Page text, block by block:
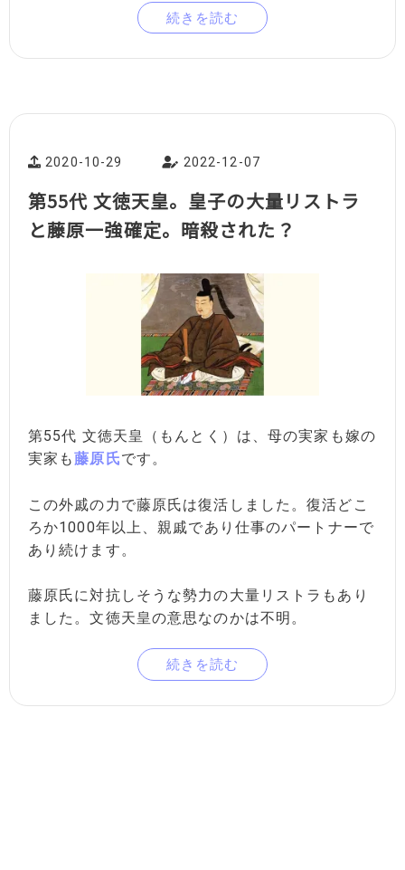
続きを読む
2020-10-29 2022-12-07
第55代 文徳天皇。皇子の大量リストラ
と藤原一強確定。暗殺された？
第55代 文徳天皇（もんとく）は、母の実家も嫁の
実家も藤原氏です。
この外戚の力で藤原氏は復活しました。復活どこ
ろか1000年以上、親戚であり仕事のパートナーで
あり続けます。
藤原氏に対抗しそうな勢力の大量リストラもあり
ました。文徳天皇の意思なのかは不明。
続きを読む